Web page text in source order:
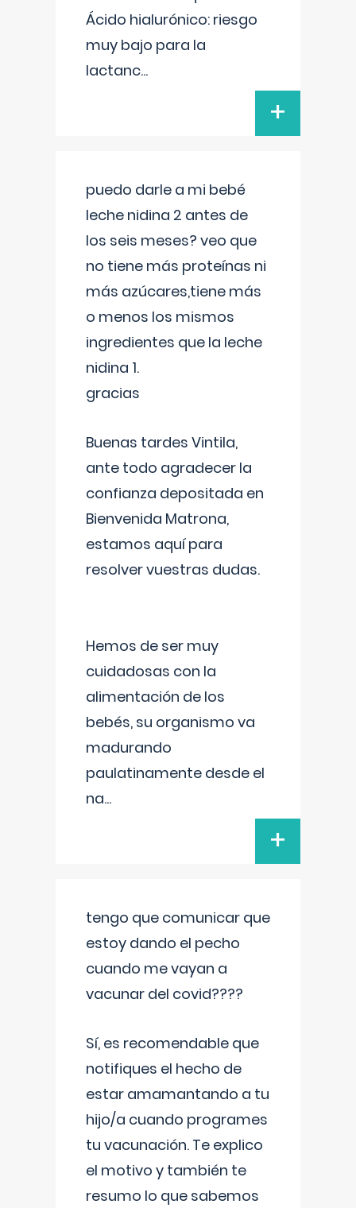
Ácido hialurónico: riesgo
muy bajo para la
lactanc...
+
puedo darle a mi bebé
leche nidina 2 antes de
los seis meses? veo que
no tiene más proteínas ni
más azúcares,tiene más
o menos los mismos
ingredientes que la leche
nidina 1.
gracias
Buenas tardes Vintila,
ante todo agradecer la
confianza depositada en
Bienvenida Matrona,
estamos aquí para
resolver vuestras dudas.
Hemos de ser muy
cuidadosas con la
alimentación de los
bebés, su organismo va
madurando
paulatinamente desde el
na...
+
tengo que comunicar que
estoy dando el pecho
cuando me vayan a
vacunar del covid????
Sí, es recomendable que
notifiques el hecho de
estar amamantando a tu
hijo/a cuando programes
tu vacunación. Te explico
el motivo y también te
resumo lo que sabemos